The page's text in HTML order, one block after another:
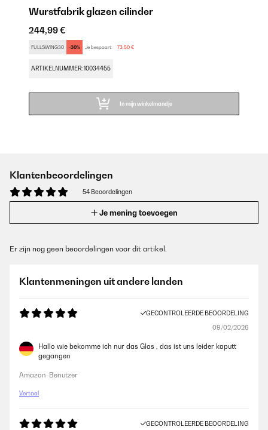
Wurstfabrik glazen cilinder
244,99 €
FULLSWING30 -30% Je bespaart: 73,50 €
ARTIKELNUMMER: 10034455
In mijn winkelmandje
Klantenbeoordelingen
54 Beoordelingen
Je mening toevoegen
Er zijn nog geen beoordelingen voor dit artikel.
Klantenmeningen uit andere landen
GECONTROLEERDE BEOORDELING
09/02/2026
Hallo wie bekomme ich nur das Glas , das ist uns leider kaputt
gegangen
Amazon-Benutzer
Vertaal
GECONTROLEERDE BEOORDELING